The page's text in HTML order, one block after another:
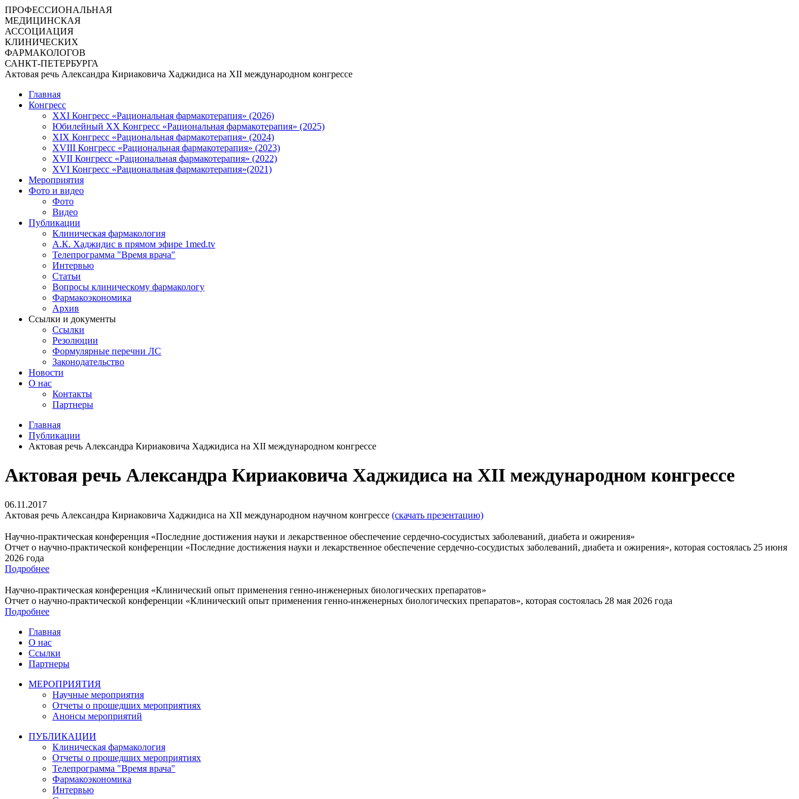
ПРОФЕССИОНАЛЬНАЯ
МЕДИЦИНСКАЯ
АССОЦИАЦИЯ
КЛИНИЧЕСКИХ
ФАРМАКОЛОГОВ
САНКТ-ПЕТЕРБУРГА
Актовая речь Александра Кириаковича Хаджидиса на XII международном конгрессе
Главная
Конгресс
XXI Конгресс «Рациональная фармакотерапия» (2026)
Юбилейный XX Конгресс «Рациональная фармакотерапия» (2025)
XIX Конгресс «Рациональная фармакотерапия» (2024)
XVIII Конгресс «Рациональная фармакотерапия» (2023)
XVII Конгресс «Рациональная фармакотерапия» (2022)
XVI Конгресс «Рациональная фармакотерапия»(2021)
Мероприятия
Фото и видео
Фото
Видео
Публикации
Клиническая фармакология
А.К. Хаджидис в прямом эфире 1med.tv
Телепрограмма "Время врача"
Интервью
Статьи
Вопросы клиническому фармакологу
Фармакоэкономика
Архив
Ссылки и документы
Ссылки
Резолюции
Формулярные перечни ЛС
Законодательство
Новости
О нас
Контакты
Партнеры
Главная
Публикации
Актовая речь Александра Кириаковича Хаджидиса на XII международном конгрессе
Актовая речь Александра Кириаковича Хаджидиса на XII международном конгрессе
06.11.2017
Актовая речь Александра Кириаковича Хаджидиса на XII международном научном конгрессе (скачать презентацию)
Научно-практическая конференция «Последние достижения науки и лекарственное обеспечение сердечно-сосудистых заболеваний, диабета и ожирения»
Отчет о научно-практической конференции «Последние достижения науки и лекарственное обеспечение сердечно-сосудистых заболеваний, диабета и ожирения», которая состоялась 25 июня
2026 года
Подробнее
Научно-практическая конференция «Клинический опыт применения генно-инженерных биологических препаратов»
Отчет о научно-практической конференции «Клинический опыт применения генно-инженерных биологических препаратов», которая состоялась 28 мая 2026 года
Подробнее
Главная
О нас
Ссылки
Партнеры
МЕРОПРИЯТИЯ
Научные мероприятия
Отчеты о прошедших мероприятиях
Анонсы мероприятий
ПУБЛИКАЦИИ
Клиническая фармакология
Отчеты о прошедших мероприятиях
Телепрограмма "Время врача"
Фармакоэкономика
Интервью